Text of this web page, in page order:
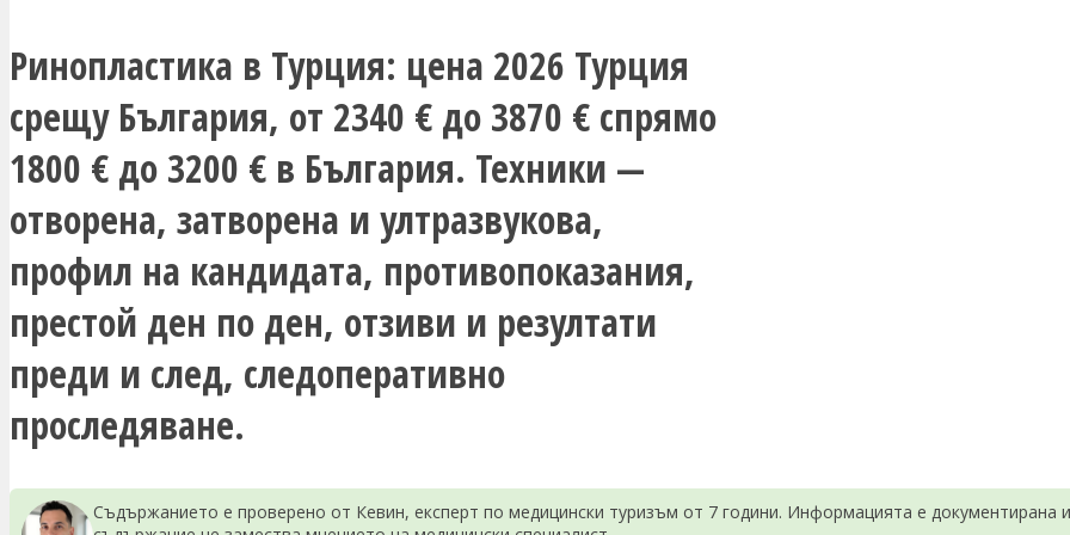
Ринопластика в Турция: цена 2026 Турция
срещу България, от 2340 € до 3870 € спрямо
1800 € до 3200 € в България. Техники —
отворена, затворена и ултразвукова,
профил на кандидата, противопоказания,
престой ден по ден, отзиви и резултати
преди и след, следоперативно
проследяване.
Съдържанието е проверено от Кевин, експерт по медицински туризъм от 7 години. Информацията е документирана